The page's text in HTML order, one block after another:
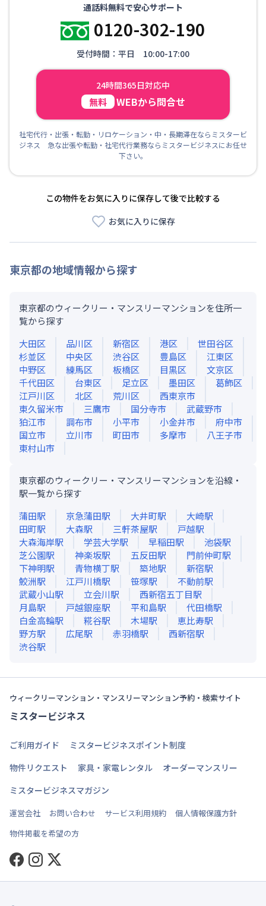
通話料無料で安心サポート
0120-302-190
受付時間：平日 10:00-17:00
24時間365日対応中
無料 WEBから問合せ
社宅代行・出張・転勤・リロケーション・中・長期滞在ならミスタービ
ジネス 急な出張や転勤・社宅代行業務ならミスタービジネスにお任せ
下さい。
この物件をお気に入りに保存して後で比較する
お気に入りに保存
東京都の地域情報から探す
東京都のウィークリー・マンスリーマンションを住所一
覧から探す
大田区
品川区 新宿区 港区
世田谷区
杉並区
中央区 渋谷区 豊島区
江東区
中野区
練馬区 板橋区 目黒区
文京区
千代田区
台東区 足立区 墨田区
葛飾区
江戸川区
北区 荒川区
西東京市
東久留米市
三鷹市 国分寺市
武蔵野市
狛江市
調布市 小平市 小金井市
府中市
国立市
立川市 町田市 多摩市
八王子市
東村山市
東京都のウィークリー・マンスリーマンションを沿線・
駅一覧から探す
蒲田駅 京急蒲田駅 大井町駅 大崎駅
田町駅 大森駅 三軒茶屋駅 戸越駅
大森海岸駅 学芸大学駅 早稲田駅 池袋駅
芝公園駅 神楽坂駅 五反田駅 門前仲町駅
下神明駅 青物横丁駅 築地駅 新宿駅
鮫洲駅 江戸川橋駅 笹塚駅 不動前駅
武蔵小山駅 立会川駅 西新宿五丁目駅
月島駅 戸越銀座駅 平和島駅 代田橋駅
白金高輪駅 糀谷駅 木場駅 恵比寿駅
野方駅 広尾駅 赤羽橋駅 西新宿駅
渋谷駅
ウィークリーマンション・マンスリーマンション予約・検索サイト
ミスタービジネス
ご利用ガイド
ミスタービジネスポイント制度
物件リクエスト
家具・家電レンタル
オーダーマンスリー
ミスタービジネスマガジン
運営会社 お問い合わせ サービス利用規約
個人情報保護方針
物件掲載を希望の方
Facebook
Instagram
Twitter